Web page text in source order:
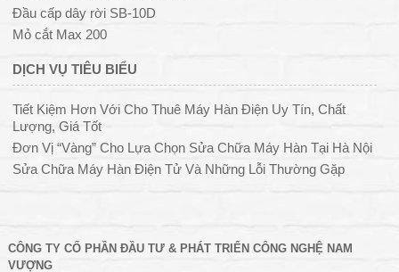
Đầu cấp dây rời SB-10D
Mỏ cắt Max 200
DỊCH VỤ TIÊU BIỂU
Tiết Kiệm Hơn Với Cho Thuê Máy Hàn Điện Uy Tín, Chất
Lượng, Giá Tốt
Đơn Vị “Vàng” Cho Lựa Chọn Sửa Chữa Máy Hàn Tại Hà Nội
Sửa Chữa Máy Hàn Điện Tử Và Những Lỗi Thường Gặp
CÔNG TY CỔ PHẦN ĐẦU TƯ & PHÁT TRIỂN CÔNG NGHỆ NAM
VƯỢNG